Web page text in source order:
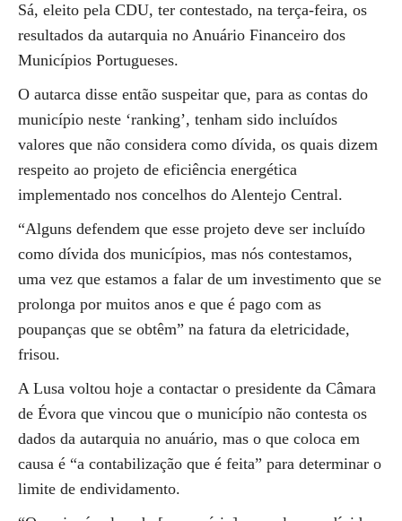
Sá, eleito pela CDU, ter contestado, na terça-feira, os
resultados da autarquia no Anuário Financeiro dos
Municípios Portugueses.
O autarca disse então suspeitar que, para as contas do
município neste ‘ranking’, tenham sido incluídos
valores que não considera como dívida, os quais dizem
respeito ao projeto de eficiência energética
implementado nos concelhos do Alentejo Central.
“Alguns defendem que esse projeto deve ser incluído
como dívida dos municípios, mas nós contestamos,
uma vez que estamos a falar de um investimento que se
prolonga por muitos anos e que é pago com as
poupanças que se obtêm” na fatura da eletricidade,
frisou.
A Lusa voltou hoje a contactar o presidente da Câmara
de Évora que vincou que o município não contesta os
dados da autarquia no anuário, mas o que coloca em
causa é “a contabilização que é feita” para determinar o
limite de endividamento.